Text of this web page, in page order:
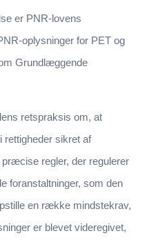
er PNR-lovens
oplysninger for PET og
Grundlæggende
retspraksis om, at
rettigheder sikret af
regler, der regulerer
foranstaltninger, som den
en række mindstekrav,
er blevet videregivet,